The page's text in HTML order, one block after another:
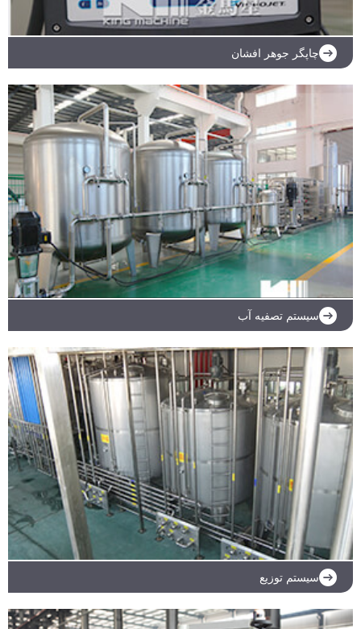
ادامه مطلب
چاپگر جوهر افشان
ادامه مطلب
سیستم تصفیه آب
سیستم توزیع